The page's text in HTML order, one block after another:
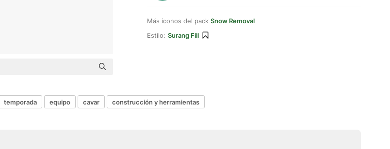
Más iconos del pack Snow Removal
Estilo: Surang Fill
temporada equipo cavar construcción y herramientas